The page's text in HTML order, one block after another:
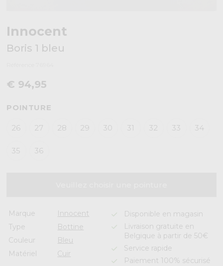
Innocent
Boris 1 bleu
€ 94,95
POINTURE
26 27 28 29 30 31 32 33 34
35 36
Marque
Innocent
Type
Bottine
Couleur
Bleu
Matériel
Cuir
Disponible en magasin
Livraison gratuite en
Belgique à partir de 50€
Service rapide
Paiement 100% sécurisé